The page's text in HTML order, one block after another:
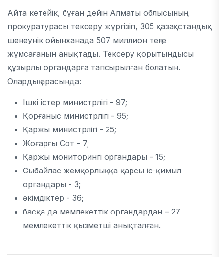
Айта кетейік, бұған дейін Алматы облысының
прокуратурасы тексеру жүргізіп, 305 қазақстандық
шенеунік ойынханада 507 миллион теңге
жұмсағанын анықтады. Тексеру қорытындысы
құзырлы органдарға тапсырылған болатын.
Олардың арасында:
Ішкі істер министрлігі - 97;
Қорғаныс министрлігі - 95;
Қаржы министрлігі - 25;
Жоғарғы Сот - 7;
Қаржы мониторингі органдары - 15;
Сыбайлас жемқорлыққа қарсы іс-қимыл
органдары - 3;
әкімдіктер - 36;
басқа да мемлекеттік органдардан – 27
мемлекеттік қызметші анықталған.